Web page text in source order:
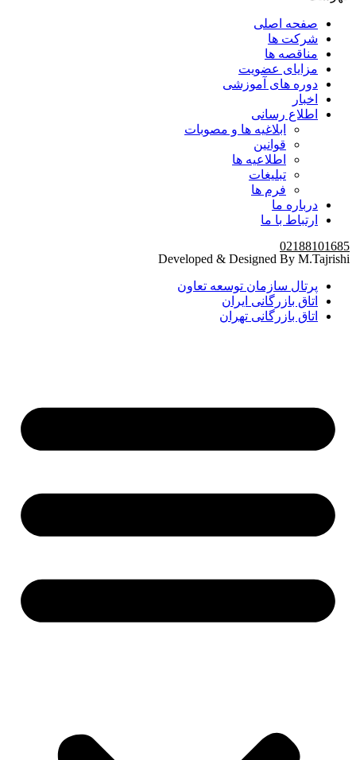
صفحه اصلی
شرکت ها
مناقصه ها
مزایای عضویت
دوره های آموزشی
اخبار
اطلاع رسانی
ابلاغیه ها و مصوبات
قوانین
اطلاعیه ها
تبلیغات
فرم ها
درباره ما
ارتباط با ما
02188101685
Developed & Designed By M.Tajrishi
پرتال سازمان توسعه تعاون
اتاق بازرگانی ایران
اتاق بازرگانی تهران